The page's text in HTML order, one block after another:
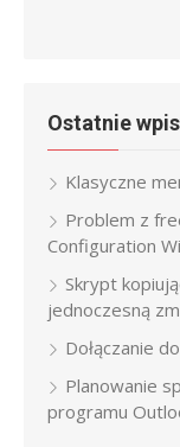
Ostatnie
Klasyczne
Problem z
Configuration
Skrypt
jednoczesną
Dołączanie
Planowanie
programu